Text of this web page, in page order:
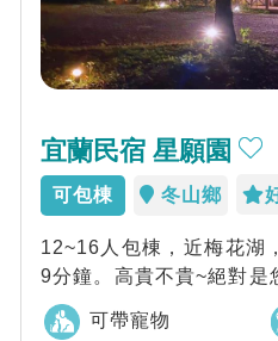
宜蘭民宿 星願園
可包棟 冬山鄉
12~16人包棟，近梅花湖
9分鐘。高貴不貴~絕對是
一選擇~
可帶寵物